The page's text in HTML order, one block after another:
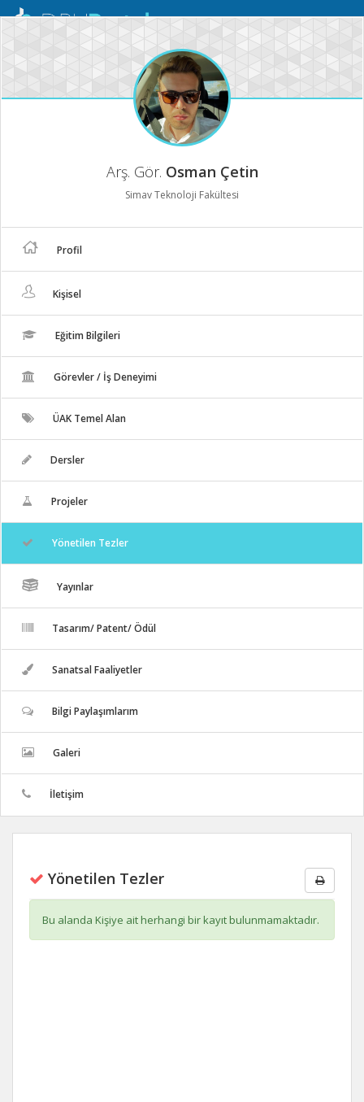
Mobil
Arş. Gör. Osman Çetin
Simav Teknoloji Fakültesi
Profil
Kişisel
Eğitim Bilgileri
Görevler / İş Deneyimi
ÜAK Temel Alan
Dersler
Projeler
Yönetilen Tezler
Yayınlar
Tasarım/ Patent/ Ödül
Sanatsal Faaliyetler
Bilgi Paylaşımlarım
Galeri
İletişim
Yönetilen Tezler
Bu alanda Kişiye ait herhangi bir kayıt bulunmamaktadır.